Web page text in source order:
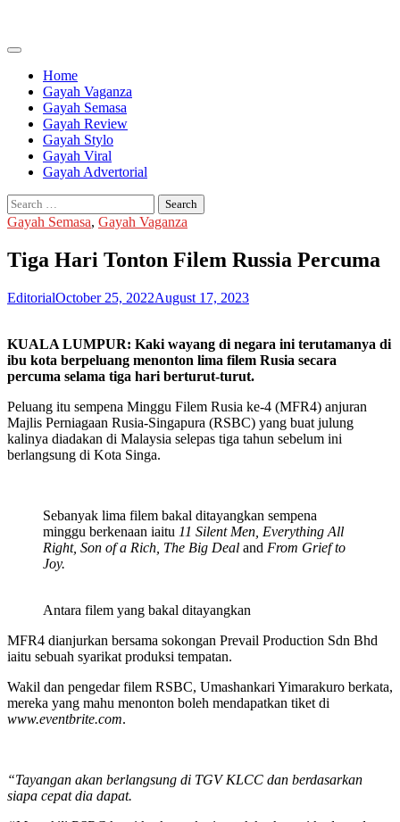
content
Home
Gayah Vaganza
Gayah Semasa
Gayah Review
Gayah Stylo
Gayah Viral
Gayah Advertorial
Search
for:
Gayah Semasa, Gayah Vaganza
Tiga Hari Tonton Filem Russia Percuma
EditorialOctober 25, 2022August 17, 2023
KUALA LUMPUR: Kaki wayang di negara ini terutamanya di
ibu kota berpeluang menonton lima filem Rusia secara
percuma selama tiga hari berturut-turut.
Peluang itu sempena Minggu Filem Rusia ke-4 (MFR4) anjuran
Majlis Perniagaan Rusia-Singapura (RSBC) yang buat julung
kalinya diadakan di Malaysia selepas tiga tahun sebelum ini
berlangsung di Kota Singa.
Sebanyak lima filem bakal ditayangkan sempena
minggu berkenaan iaitu 11 Silent Men, Everything All
Right, Son of a Rich, The Big Deal and From Grief to
Joy.
Antara filem yang bakal ditayangkan
MFR4 dianjurkan bersama sokongan Prevail Production Sdn Bhd
iaitu sebuah syarikat produksi tempatan.
Wakil dan pengedar filem RSBC, Umashankari Yimarakuro berkata,
mereka yang mahu menonton boleh mendapatkan tiket di
www.eventbrite.com.
“Tayangan akan berlangsung di TGV KLCC dan berdasarkan
siapa cepat dia dapat.